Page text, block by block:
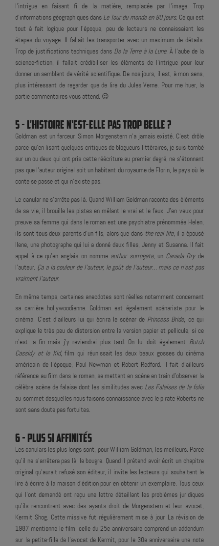
l'intrigue en faisant fi de la matière, remplacée par l'image. Trop
d'informations géographiques dans Le Tour du monde en 80 jours. Ce qui est
tout à fait logique pour l'époque, peu de lecteurs ne connaissaient les
étapes du voyage. Il fallait les transporter avec un maximum de détails
Trop de justifications techniques dans De la Terre à la Lune. À l'aube de la
science-fiction, il fallait crédibiliser les éléments de l'intrigue pour leur
donner un semblant de vérité scientifique. De nos jours, il est, à mon sens,
plus intéressant de regarder que de lire du Jules Verne. Pour me huer, la
partie commentaires vous attend. 😉
5 - L'HISTOIRE N'EST-ELLE PAS TROP BELLE ?
Goldman est un farceur. Simon Morgenstern n'a jamais existé. C'est drôle
parce qu'en lisant quelques critiques de blogueurs littéraires, je suis tombé
sur un ou deux qui ont pris cette réécriture au premier degré, ne s'étonnant
pas que l'auteur originel soit un habitant du royaume de Florin, le pays où le
conte se passe et qui n'existe pas.
Le canular ne s'arrête pas là. Quand William Goldman raconte des éléments
de sa vie, il brouille les pistes en mêlant le vrai et le faux. J'en veux pour
preuve sa femme qui dans le roman est une psychiatre prénommée Helen,
ils sont tous deux parents d'un fils, alors que dans the real life, il a épousé
Ilene, une photographe qui lui a donné deux filles, Jenny et Susanna. Il fait
appel à ce qu'en anglais on nomme author surrogate, un Canada Dryde
l'auteur. Ça a la couleur de l'auteur, le goût de l'auteur… mais ce n'est pas
vraiment l'auteur.
En même temps, certaines anecdotes sont réelles notamment concernant
sa carrière hollywoodienne. Goldman est également scénariste pour le
cinéma. C'est d'ailleurs lui qui écrira le scénar de Princess Bride, ce qui
explique le très peu de distorsion entre la version papier et pellicule, si ce
n'est la fin mais j'y reviendrai plus tard. On lui doit également Butch
Cassidy et le Kid, film qui réunissait les deux beaux gosses du cinéma
américain de l'époque, Paul Newman et Robert Redford. Il fait d'ailleurs
référence au film dans le roman, se mettant en scène en train d'observer la
célèbre scène de falaise dont les similitudes avec Les Falaises de la folie
au sommet desquelles nous faisons connaissance avec le pirate Roberts ne
sont sans doute pas fortuites.
6 - PLUS SI AFFINITÉS
Les canulars les plus longs sont, pour William Goldman, les meilleurs. Parce
qu'il ne s’arrêtera pas là, le bougre. Quand il prétend avoir écrit un chapitre
original qu'aurait refusé son éditeur, il invite les lecteurs qui souhaitent le
lire à écrire à la maison d'édition pour en obtenir un exemplaire. Tous ceux
qui l'ont demandé ont reçu une lettre détaillant les problèmes juridiques
qu'ils rencontrent avec des ayants droit de Morgenstern et leur avocat,
Kermit Shog. Cette missive fut régulièrement mise à jour. La révision de
1987 mentionne le film, celle du 25e anniversaire comprend un addendum
sur la petite-fille de l'avocat de Kermit, pour le 30e anniversaire une note